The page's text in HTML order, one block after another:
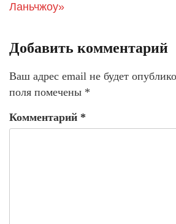
Ланьчжоу»
Добавить комментарий
Ваш адрес email не будет
поля помечены *
Комментарий *